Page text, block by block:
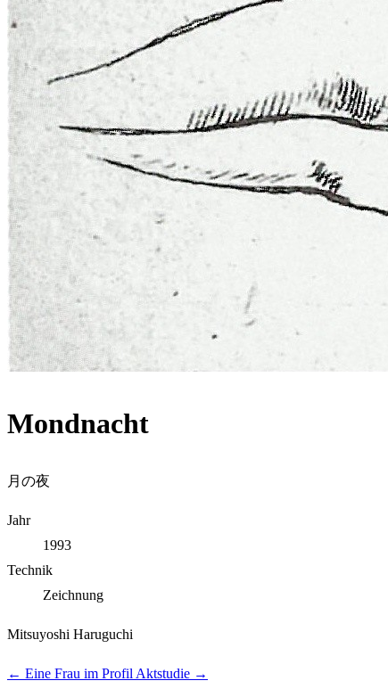
Mondnacht
月の夜
Jahr
1993
Technik
Zeichnung
Mitsuyoshi Haruguchi
← Eine Frau im Profil Aktstudie →